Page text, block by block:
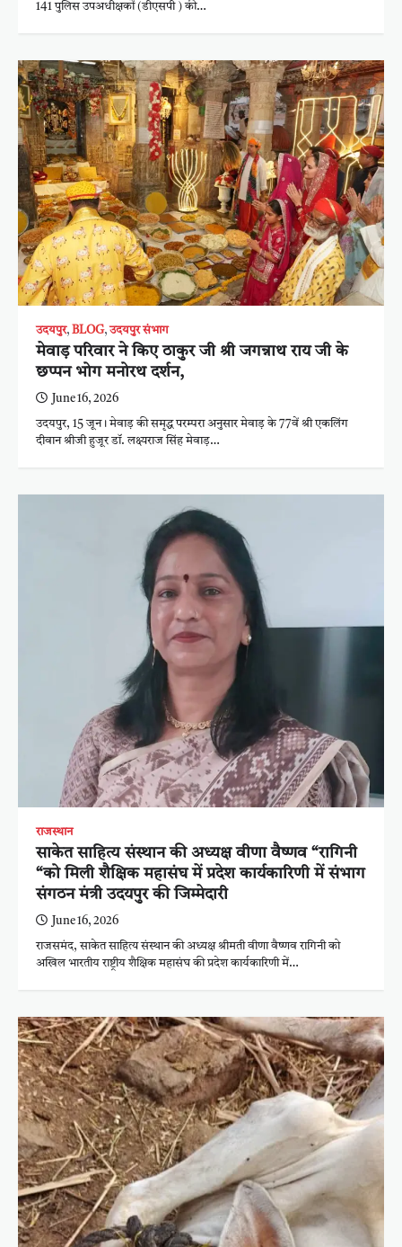
141 पुलिस उपअधीक्षकों (डीएसपी ) की…
उदयपुर, BLOG,उदयपुर संभाग
मेवाड़ परिवार ने किए ठाकुर जी श्री जगन्नाथ राय जी के
छप्पन भोग मनोरथ दर्शन,
June 16, 2026
उदयपुर, 15 जून। मेवाड़ की समृद्ध परम्परा अनुसार मेवाड़ के 77वें श्री एकलिंग
दीवान श्रीजी हुजूर डॉ. लक्ष्यराज सिंह मेवाड़…
राजस्थान
साकेत साहित्य संस्थान की अध्यक्ष वीणा वैष्णव “रागिनी
“को मिली शैक्षिक महासंघ में प्रदेश कार्यकारिणी में संभाग
संगठन मंत्री उदयपुर की जिम्मेदारी
June 16, 2026
राजसमंद, साकेत साहित्य संस्थान की अध्यक्ष श्रीमती वीणा वैष्णव रागिनी को
अखिल भारतीय राष्ट्रीय शैक्षिक महासंघ की प्रदेश कार्यकारिणी में…